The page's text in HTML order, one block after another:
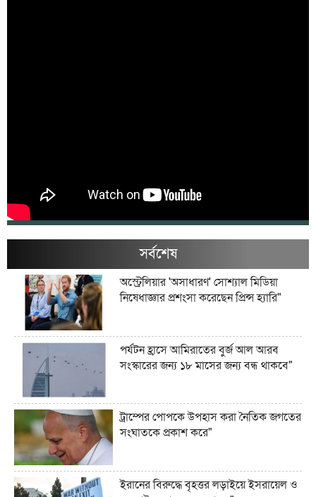
সর্বশেষ
অস্ট্রেলিয়ার 'অসাধারণ' সোশ্যাল মিডিয়া
নিষেধাজ্ঞার প্রশংসা করেছেন প্রিন্স হ্যারি"
পর্যটন হ্রাসে আমিরাতের বুর্জ আল আরব
সংস্কারের জন্য ১৮ মাসের জন্য বন্ধ থাকবে"
ট্রাম্পের পোপকে উপহাস করা নৈতিক জগতের
সংঘাতকে প্রকাশ করে"
ইরানের বিরুদ্ধে বৃহত্তর লড়াইয়ে ইসরায়েল ও